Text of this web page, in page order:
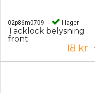
02p86m0709 I lager
Täcklock belysning
front
18 kr